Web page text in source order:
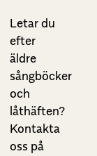
Letar du
efter
äldre
sångböcker
och
låthäften?
Kontakta
oss på